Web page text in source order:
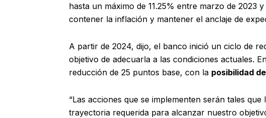
hasta un máximo de 11.25% entre marzo de 2023
contener la inflación y mantener el anclaje de
A partir de 2024, dijo, el banco inició un ciclo de
objetivo de adecuarla a las condiciones actuales.
reducción de 25 puntos base, con la posibilidad
“Las acciones que se implementen serán tales
trayectoria requerida para alcanzar nuestro